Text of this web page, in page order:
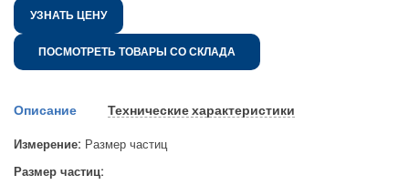
УЗНАТЬ ЦЕНУ
ПОСМОТРЕТЬ ТОВАРЫ СО СКЛАДА
Описание Технические характеристики
Измерение: Размер частиц
Размер частиц: